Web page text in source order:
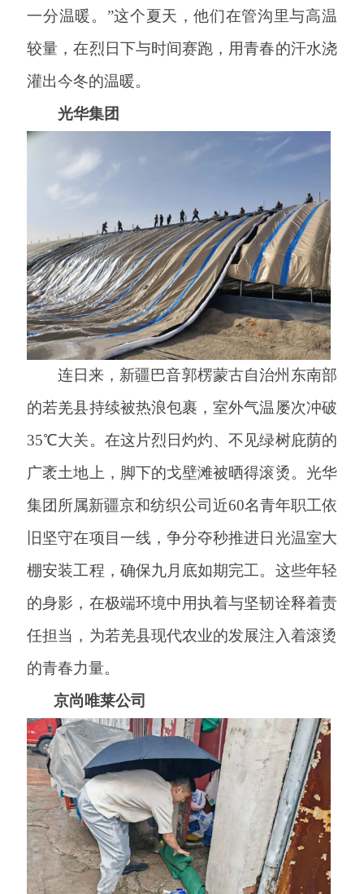
一分温暖。”这个夏天，他们在管沟里与高温
较量，在烈日下与时间赛跑，用青春的汗水浇
灌出今冬的温暖。
光华集团
连日来，新疆巴音郭楞蒙古自治州东南部
的若羌县持续被热浪包裹，室外气温屡次冲破
35℃大关。在这片烈日灼灼、不见绿树庇荫的
广袤土地上，脚下的戈壁滩被晒得滚烫。光华
集团所属新疆京和纺织公司近60名青年职工依
旧坚守在项目一线，争分夺秒推进日光温室大
棚安装工程，确保九月底如期完工。这些年轻
的身影，在极端环境中用执着与坚韧诠释着责
任担当，为若羌县现代农业的发展注入着滚烫
的青春力量。
京尚唯莱公司